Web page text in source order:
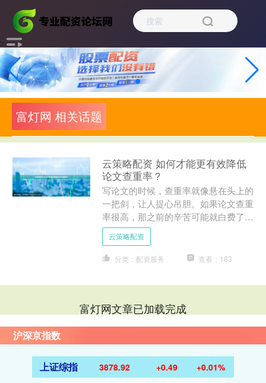
富灯网 相关话题
云策略配资 如何才能更有效降低
论文查重率？
写论文的时候，查重率就像悬在头上的
一把剑，让人提心吊胆。如果论文查重
率很高，那之前的辛苦可能就白费了。
别慌，下面这些方法能帮你有效降低查
重率。 论文查重率高很多....
云策略配资
分类：配资服务 查看：183
富灯网文章已加载完成
沪深京指数
上证综指 3878.92 +0.49 +0.01%